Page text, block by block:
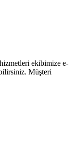
ekibimize e-
Müşteri